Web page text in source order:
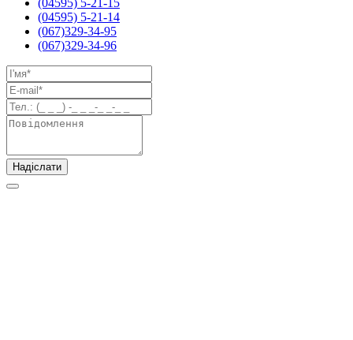
(04595) 5-21-15
(04595) 5-21-14
(067)329-34-95
(067)329-34-96
Надіслати